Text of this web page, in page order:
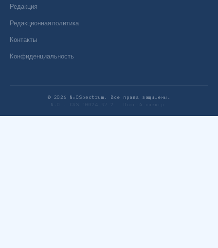
Редакция
Редакционная политика
Контакты
Конфиденциальность
© 2026 N₂OSpectrum. Все права защищены.
N₂O · CAS 10024-97-2 · Полный спектр.